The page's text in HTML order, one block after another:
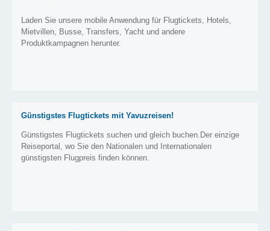
Laden Sie unsere mobile Anwendung für Flugtickets, Hotels,
Mietvillen, Busse, Transfers, Yacht und andere
Produktkampagnen herunter.
Günstigstes Flugtickets mit Yavuzreisen!
Günstigstes Flugtickets suchen und gleich buchen.Der einzige
Reiseportal, wo Sie den Nationalen und Internationalen
günstigsten Flugpreis finden können.